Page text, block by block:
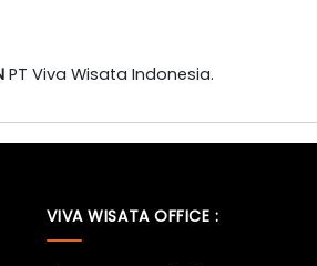
PT Viva Wisata Indonesia.
VIVA WISATA OFFICE :